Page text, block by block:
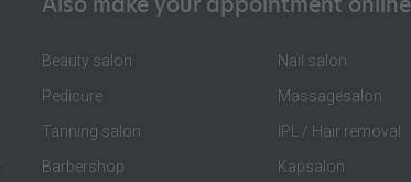
Beauty salon
Pedicure
Tanning salon
Barbershop
Nail salon
Massagesalon
IPL / Hair removal
Kapsalon